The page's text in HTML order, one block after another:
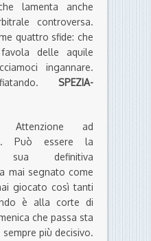
lamenta anche
controversa.
quattro sfide: che
delle aquile
ingannare.
SPEZIA-
Attenzione ad
Può essere la
definitiva
mai segnato come
giocato così tanti
è alla corte di
che passa sta
più decisivo.